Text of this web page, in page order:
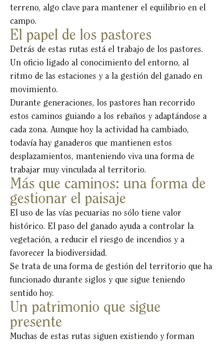
terreno, algo clave para mantener el equilibrio en el
campo.
El papel de los pastores
Detrás de estas rutas está el trabajo de los pastores.
Un oficio ligado al conocimiento del entorno, al
ritmo de las estaciones y a la gestión del ganado en
movimiento.
Durante generaciones, los pastores han recorrido
estos caminos guiando a los rebaños y adaptándose a
cada zona. Aunque hoy la actividad ha cambiado,
todavía hay ganaderos que mantienen estos
desplazamientos, manteniendo viva una forma de
trabajar muy vinculada al territorio.
Más que caminos: una forma de
gestionar el paisaje
El uso de las vías pecuarias no sólo tiene valor
histórico. El paso del ganado ayuda a controlar la
vegetación, a reducir el riesgo de incendios y a
favorecer la biodiversidad.
Se trata de una forma de gestión del territorio que ha
funcionado durante siglos y que sigue teniendo
sentido hoy.
Un patrimonio que sigue
presente
Muchas de estas rutas siguen existiendo y forman